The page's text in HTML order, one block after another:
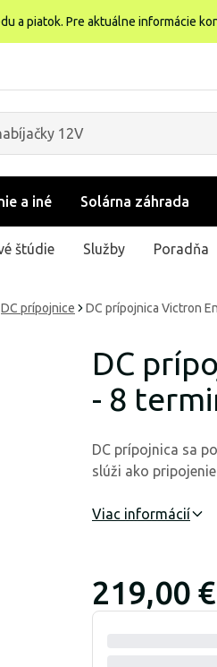
a piatok. Pre aktuálne informácie
a iné Solárna záhrada
štúdie Služby Poradňa
DC prípojnice DC prípojnica Victron
DC
- 8
DC prípojnica sa
slúži ako
Viac informácií
219,00 €